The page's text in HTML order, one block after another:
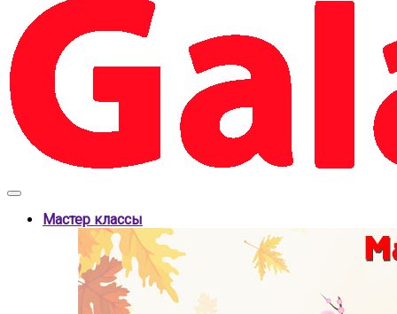
Мастер классы